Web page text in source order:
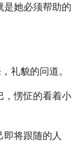
是她必须帮助的
礼貌的问道。
，愣怔的看着小
即将跟随的人